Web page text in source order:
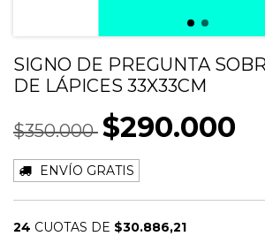
SIGNO DE PREGUNTA
DE LÁPICES 33X33CM
$350.000 $290.000
ENVÍO GRATIS
24 CUOTAS DE $30.886,21